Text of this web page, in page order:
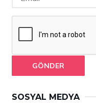
GÖNDER
SOSYAL MEDYA